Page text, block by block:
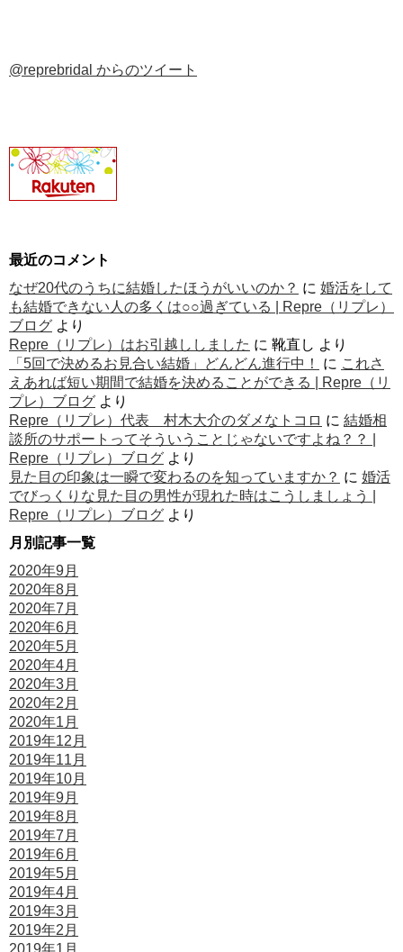
@reprebridal からのツイート
最近のコメント
なぜ20代のうちに結婚したほうがいいのか？ に 婚活をして
も結婚できない人の多くは○○過ぎている | Repre（リプレ）
ブログ より
Repre（リプレ）はお引越ししました に 靴直し より
「5回で決めるお見合い結婚」どんどん進行中！
に これさ
えあれば短い期間で結婚を決めることができる | Repre（リ
プレ）ブログ より
Repre（リプレ）代表 村木大介のダメなトコロ に 結婚相
談所のサポートってそういうことじゃないですよね？？ |
Repre（リプレ）ブログ より
見た目の印象は一瞬で変わるのを知っていますか？ に 婚活
でびっくりな見た目の男性が現れた時はこうしましょう |
Repre（リプレ）ブログ より
月別記事一覧
2020年9月
2020年8月
2020年7月
2020年6月
2020年5月
2020年4月
2020年3月
2020年2月
2020年1月
2019年12月
2019年11月
2019年10月
2019年9月
2019年8月
2019年7月
2019年6月
2019年5月
2019年4月
2019年3月
2019年2月